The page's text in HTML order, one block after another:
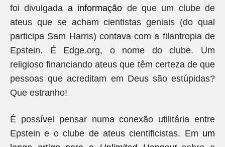
foi divulgada a informação de que um clube de
ateus que se acham cientistas geniais (do qual
participa Sam Harris) contava com a filantropia de
Epstein. É Edge.org, o nome do clube. Um
religioso financiando ateus que têm certeza de que
pessoas que acreditam em Deus são estúpidas?
Que estranho!
É possível pensar numa conexão utilitária entre
Epstein e o clube de ateus cientificistas. Em um